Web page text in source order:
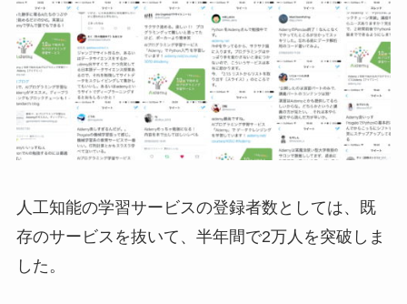
人工知能の学習サービスの登録者数としては、既
存のサービスを抜いて、半年間で2万人を突破しま
した。